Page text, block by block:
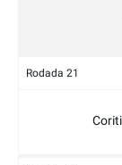
Rodada 21